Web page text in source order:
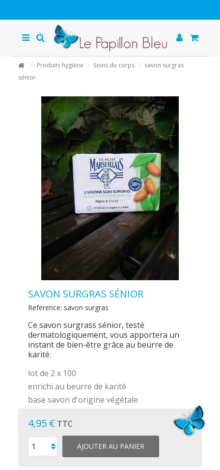
Produits hygiène Soins du corps
savon surgras
sénior
SAVON SURGRAS SÉNIOR
Reference: savon surgras
Ce savon surgrass sénior, testé
dermatologiquement, vous apportera un
instant de bien-être grâce au beurre de
karité.
lot de 2 x 100
enrichi au beurre de karité
base savon d'origine végétale
4,95 € TTC
AJOUTER AU PANIER